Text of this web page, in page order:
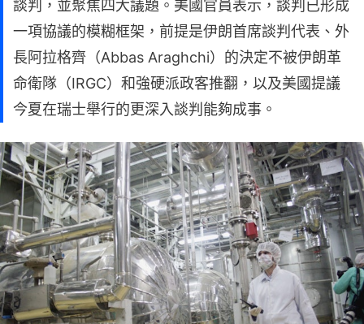
談判，並聚焦四大議題。美國官員表示，談判已形成
一項協議的模糊框架，前提是伊朗首席談判代表、外
長阿拉格齊（Abbas Araghchi）的決定不被伊朗革
命衛隊（IRGC）和強硬派政客推翻，以及美國提議
今夏在瑞士舉行的更深入談判能夠成事。